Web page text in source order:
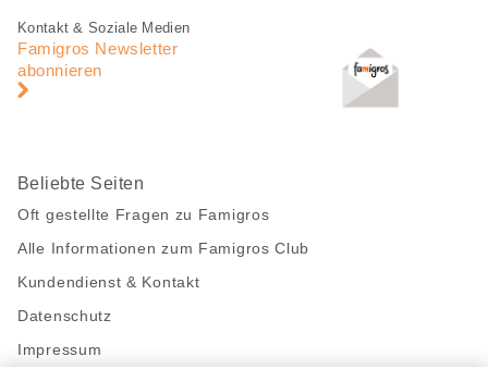
Fusszeile
Fusszeile
Navigation
Kontakt & Soziale Medien
Famigros Newsletter
abonnieren
Beliebte Seiten
Oft gestellte Fragen zu Famigros
Alle Informationen zum Famigros Club
Kundendienst & Kontakt
Datenschutz
Impressum